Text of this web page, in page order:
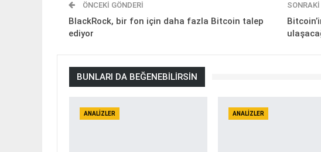
ÖNCEKI GÖNDERI
BlackRock, bir fon için daha fazla Bitcoin talep
ediyor
SONRAKI
BUNLARI DA BEĞENEBILIRSIN
ANALIZLER ANALIZLER